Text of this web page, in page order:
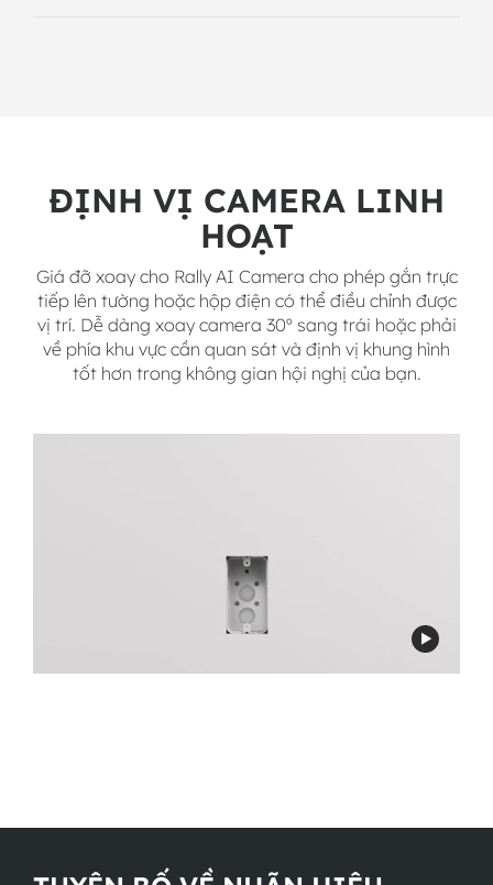
ĐỊNH VỊ CAMERA LINH
HOẠT
Giá đỡ xoay cho Rally AI Camera cho phép gắn trực
tiếp lên tường hoặc hộp điện có thể điều chỉnh được
vị trí. Dễ dàng xoay camera 30º sang trái hoặc phải
về phía khu vực cần quan sát và định vị khung hình
tốt hơn trong không gian hội nghị của bạn.